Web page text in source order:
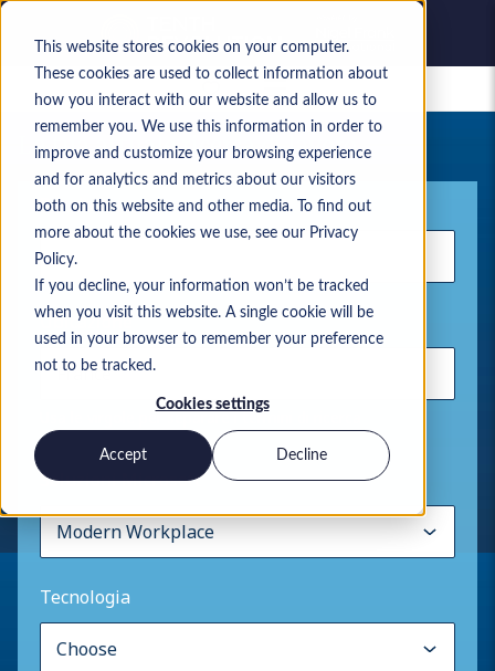
This website stores cookies on your computer.
These cookies are used to collect information about
how you interact with our website and allow us to
remember you. We use this information in order to
improve and customize your browsing experience
and for analytics and metrics about our visitors
both on this website and other media. To find out
more about the cookies we use, see our Privacy
Policy.
If you decline, your information won’t be tracked
when you visit this website. A single cookie will be
used in your browser to remember your preference
not to be tracked.
Cookies settings
Accept Decline
Lavori salvati
La tua attuale ricerca di lavoro
Parola chiave
Ubicazione
Usa le virgole per separare i termini di ricerca
Soluzioni Microsoft
Tecnologia